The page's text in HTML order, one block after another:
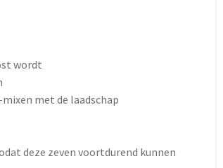
wordt
met de laadschap
deze zeven voortdurend kunnen